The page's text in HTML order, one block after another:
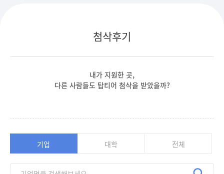
첨삭후기
내가 지원한 곳,
다른 사람들도 탑티어 첨삭을 받았을까?
기업 대학 전체